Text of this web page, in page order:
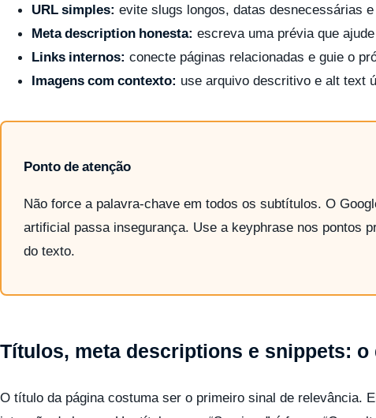
URL simples: evite slugs longos, datas desnecessárias
Meta description honesta: escreva uma prévia que
Links internos: conecte páginas relacionadas e guie o
Imagens com contexto: use arquivo descritivo e alt text
Ponto de atenção
Não force a palavra-chave em todos os subtítulos. O
artificial passa insegurança. Use a keyphrase nos pontos
do texto.
Títulos, meta descriptions e snippets:
O título da página costuma ser o primeiro sinal de relevância.